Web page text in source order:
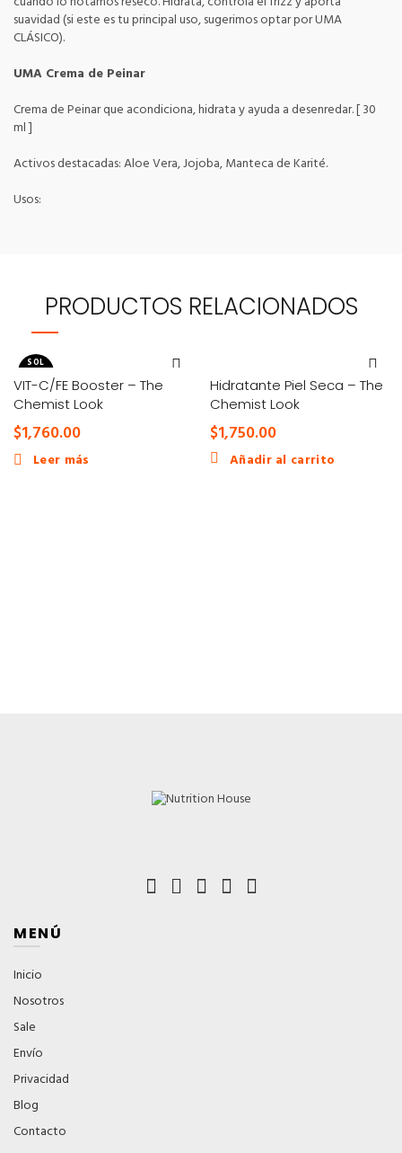
suavidad (si este es tu principal uso, sugerimos optar por UMA
CLÁSICO).
UMA Crema de Peinar
Crema de Peinar que acondiciona, hidrata y ayuda a desenredar. [ 30
ml ]
Activos destacadas: Aloe Vera, Jojoba, Manteca de Karité.
Usos:
PRODUCTOS RELACIONADOS
SOL
D OU
VIT-C/FE Booster – The
Chemist Look
$1,760.00
Leer más
Hidratante Piel Seca – The
Chemist Look
$1,750.00
Añadir al carrito
MENÚ
Inicio
Nosotros
Sale
Envío
Privacidad
Blog
Contacto